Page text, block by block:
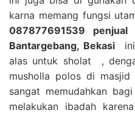
karna memang fungsi
087877691539
Bantargebang, Bekasi ini
alas untuk sholat ,
musholla polos di masjid
sangat memudahkan
melakukan ibadah